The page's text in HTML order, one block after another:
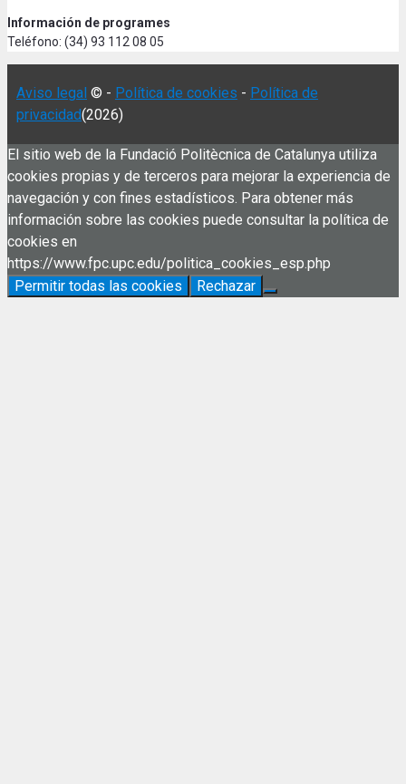
Información de programes
Teléfono: (34) 93 112 08 05
Aviso legal © - Política de cookies - Política de
privacidad(2026)
El sitio web de la Fundació Politècnica de Catalunya utiliza
cookies propias y de terceros para mejorar la experiencia de
navegación y con fines estadísticos. Para obtener más
información sobre las cookies puede consultar la política de
cookies en
https://www.fpc.upc.edu/politica_cookies_esp.php
Permitir todas las cookies
Rechazar